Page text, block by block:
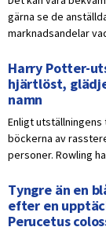
gärna se de
marknadsandelar
Harry Potter-
hjärtlöst,
namn
Enligt
böckerna av
personer. Rowling
Tyngre än en
efter en
Perucetus